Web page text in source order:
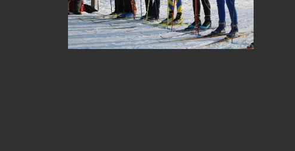
Фотогалерея › 2011 › 'Лыжня России-2011' в Глазове
'Лыжня России-2011' в Глазове